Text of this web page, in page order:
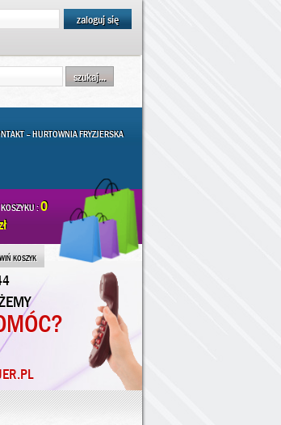
zaloguj się
szukaj...
– HURTOWNIA FRYZJERSKA
:0
KOSZYK